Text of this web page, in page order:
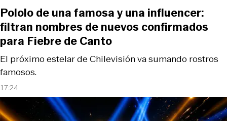
17:24
El próximo estelar de Chilevisión va sumando rostros
famosos.
Pololo de una famosa y una influencer:
filtran nombres de nuevos confirmados
para Fiebre de Canto